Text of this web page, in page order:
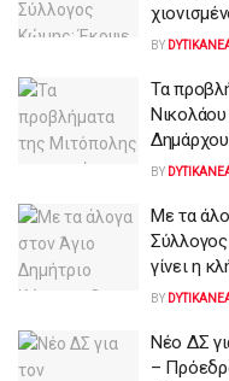
BY
Τα
Δημάρχου
BY
Με τα
γίνει η
BY
Νέο ΔΣ
–